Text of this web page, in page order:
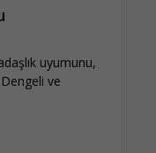
uyumunu,
ve